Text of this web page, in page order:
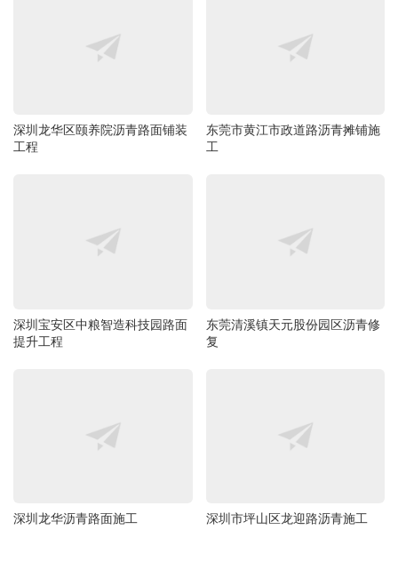
深圳龙华区颐养院沥青路面铺装
工程
东莞市黄江市政道路沥青摊铺施
工
深圳宝安区中粮智造科技园路面
提升工程
东莞清溪镇天元股份园区沥青修
复
深圳龙华沥青路面施工 深圳市坪山区龙迎路沥青施工